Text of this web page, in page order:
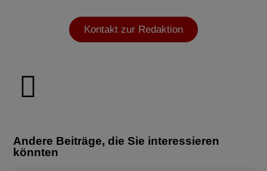
Kontakt zur Redaktion
Andere Beiträge, die Sie interessieren
könnten